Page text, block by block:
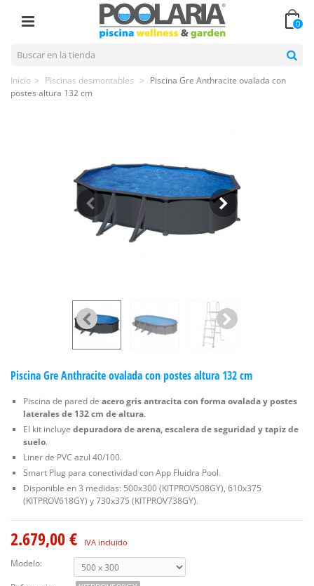
0
Inicio > Piscinas desmontables > Piscina Gre Anthracite ovalada con
postes altura 132 cm
Piscina Gre Anthracite ovalada con postes altura 132 cm
Piscina de pared de acero gris antracita con forma ovalada y postes
laterales de 132 cm de altura.
El kit incluye depuradora de arena, escalera de seguridad y tapiz de
suelo.
Liner de PVC azul 40/100.
Smart Plug para conectividad con App Fluidra Pool.
Disponible en 3 medidas: 500x300 (KITPROV508GY), 610x375
(KITPROV618GY) y 730x375 (KITPROV738GY).
2.679,00 € IVA incluido
Modelo: